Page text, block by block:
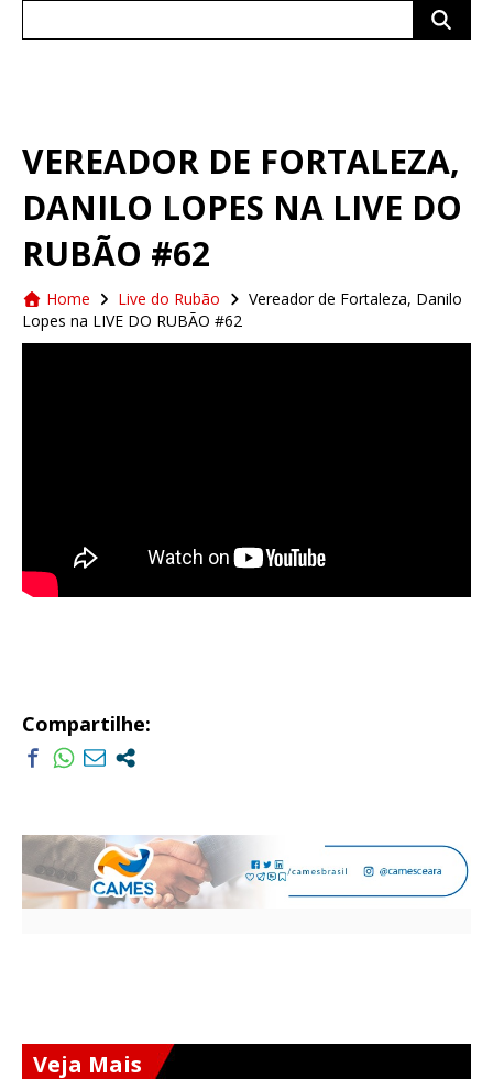
VEREADOR DE FORTALEZA,
DANILO LOPES NA LIVE DO
RUBÃO #62
Home Live do Rubão
Vereador de Fortaleza, Danilo
Lopes na LIVE DO RUBÃO #62
Compartilhe:
Veja Mais